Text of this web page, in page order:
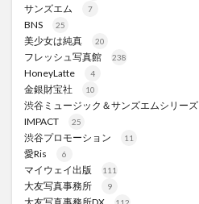
サンズエム 7
BNS 25
美少女は純真 20
フレッシュ写真館 238
HoneyLatte 4
金銀財宝社 10
渋谷ミュージック＆サンズエムシリーズ
IMPACT 25
渋谷プロモーション 11
愛Ris 6
マイウェイ出版 111
大友写真事務所 9